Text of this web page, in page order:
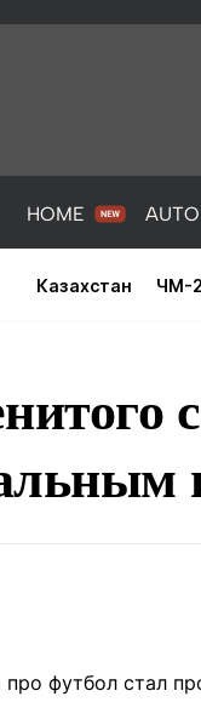
HOME AUTO
Казахстан ЧМ-